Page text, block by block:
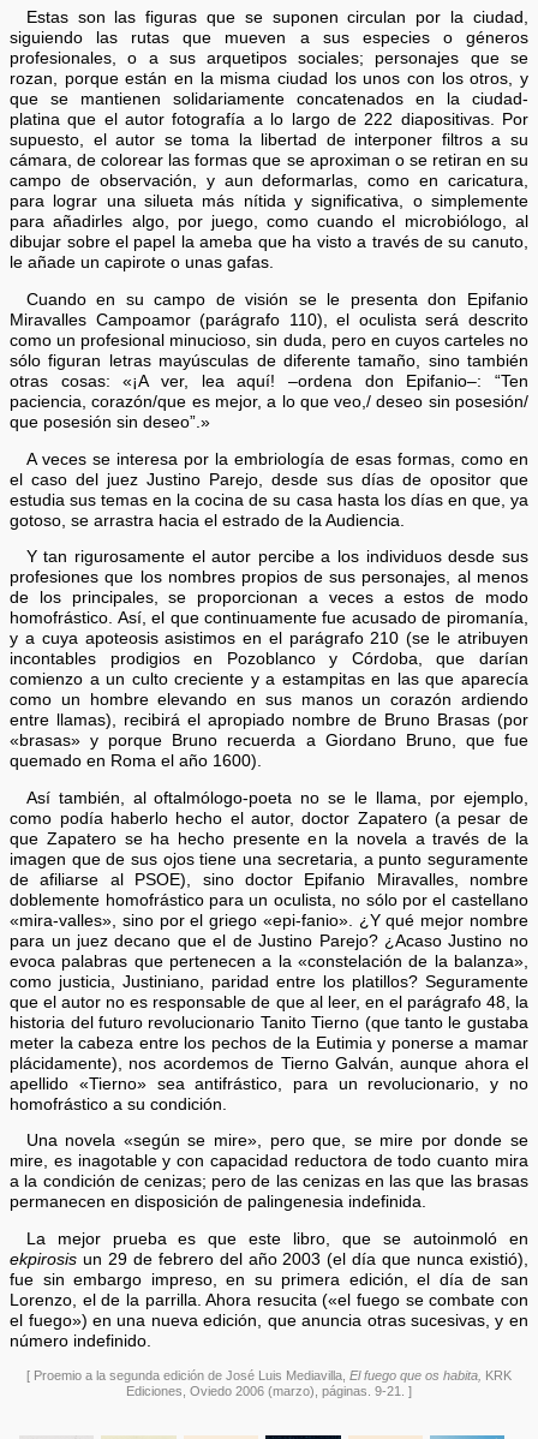
Estas son las figuras que se suponen circulan por la ciudad,
siguiendo las rutas que mueven a sus especies o géneros
profesionales, o a sus arquetipos sociales; personajes que se
rozan, porque están en la misma ciudad los unos con los otros, y
que se mantienen solidariamente concatenados en la ciudad-
platina que el autor fotografía a lo largo de 222 diapositivas. Por
supuesto, el autor se toma la libertad de interponer filtros a su
cámara, de colorear las formas que se aproximan o se retiran en su
campo de observación, y aun deformarlas, como en caricatura,
para lograr una silueta más nítida y significativa, o simplemente
para añadirles algo, por juego, como cuando el microbiólogo, al
dibujar sobre el papel la ameba que ha visto a través de su canuto,
le añade un capirote o unas gafas.
Cuando en su campo de visión se le presenta don Epifanio
Miravalles Campoamor (parágrafo 110), el oculista será descrito
como un profesional minucioso, sin duda, pero en cuyos carteles no
sólo figuran letras mayúsculas de diferente tamaño, sino también
otras cosas: «¡A ver, lea aquí! –ordena don Epifanio–: “Ten
paciencia, corazón/que es mejor, a lo que veo,/ deseo sin posesión/
que posesión sin deseo”.»
A veces se interesa por la embriología de esas formas, como en
el caso del juez Justino Parejo, desde sus días de opositor que
estudia sus temas en la cocina de su casa hasta los días en que, ya
gotoso, se arrastra hacia el estrado de la Audiencia.
Y tan rigurosamente el autor percibe a los individuos desde sus
profesiones que los nombres propios de sus personajes, al menos
de los principales, se proporcionan a veces a estos de modo
homofrástico. Así, el que continuamente fue acusado de piromanía,
y a cuya apoteosis asistimos en el parágrafo 210 (se le atribuyen
incontables prodigios en Pozoblanco y Córdoba, que darían
comienzo a un culto creciente y a estampitas en las que aparecía
como un hombre elevando en sus manos un corazón ardiendo
entre llamas), recibirá el apropiado nombre de Bruno Brasas (por
«brasas» y porque Bruno recuerda a Giordano Bruno, que fue
quemado en Roma el año 1600).
Así también, al oftalmólogo-poeta no se le llama, por ejemplo,
como podía haberlo hecho el autor, doctor Zapatero (a pesar de
que Zapatero se ha hecho presente en la novela a través de la
imagen que de sus ojos tiene una secretaria, a punto seguramente
de afiliarse al PSOE), sino doctor Epifanio Miravalles, nombre
doblemente homofrástico para un oculista, no sólo por el castellano
«mira-valles», sino por el griego «epi-fanio». ¿Y qué mejor nombre
para un juez decano que el de Justino Parejo? ¿Acaso Justino no
evoca palabras que pertenecen a la «constelación de la balanza»,
como justicia, Justiniano, paridad entre los platillos? Seguramente
que el autor no es responsable de que al leer, en el parágrafo 48, la
historia del futuro revolucionario Tanito Tierno (que tanto le gustaba
meter la cabeza entre los pechos de la Eutimia y ponerse a mamar
plácidamente), nos acordemos de Tierno Galván, aunque ahora el
apellido «Tierno» sea antifrástico, para un revolucionario, y no
homofrástico a su condición.
Una novela «según se mire», pero que, se mire por donde se
mire, es inagotable y con capacidad reductora de todo cuanto mira
a la condición de cenizas; pero de las cenizas en las que las brasas
permanecen en disposición de palingenesia indefinida.
La mejor prueba es que este libro, que se autoinmoló en
ekpirosis un 29 de febrero del año 2003 (el día que nunca existió),
fue sin embargo impreso, en su primera edición, el día de san
Lorenzo, el de la parrilla. Ahora resucita («el fuego se combate con
el fuego») en una nueva edición, que anuncia otras sucesivas, y en
número indefinido.
[ Proemio a la segunda edición de José Luis Mediavilla, El fuego que os habita, KRK
Ediciones, Oviedo 2006 (marzo), páginas. 9-21. ]